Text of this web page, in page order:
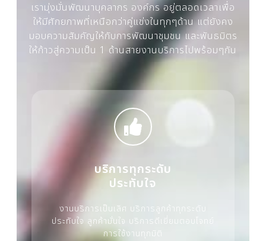
เรามุ่งมั่นพัฒนาบุคลากร องค์กร อยู่ตลอดเวลาเพื่อ
ให้มีศักยภาพที่เหนือกว่าคู่แข่งในทุกๆด้าน แต่ยังคง
มอบความสัมคัญให้กับการพัฒนาชุมชน และพันธมิตร
ให้ก้าวสู่ความเป็น 1 ด้านสายงานบริการไปพร้อมๆกัน
บริการทุกระดับ
ประทับใจ
งานบริการเป็นเลิศ บริการลูกค้าทุกระดับ
ประทับใจ ลูกค้ามั่นใจ บริการดีเยี่ยมตอบโจทย์
การใช้งานทุกมิติ